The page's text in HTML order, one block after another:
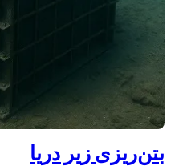
بتن‌ریزی زیر دریا